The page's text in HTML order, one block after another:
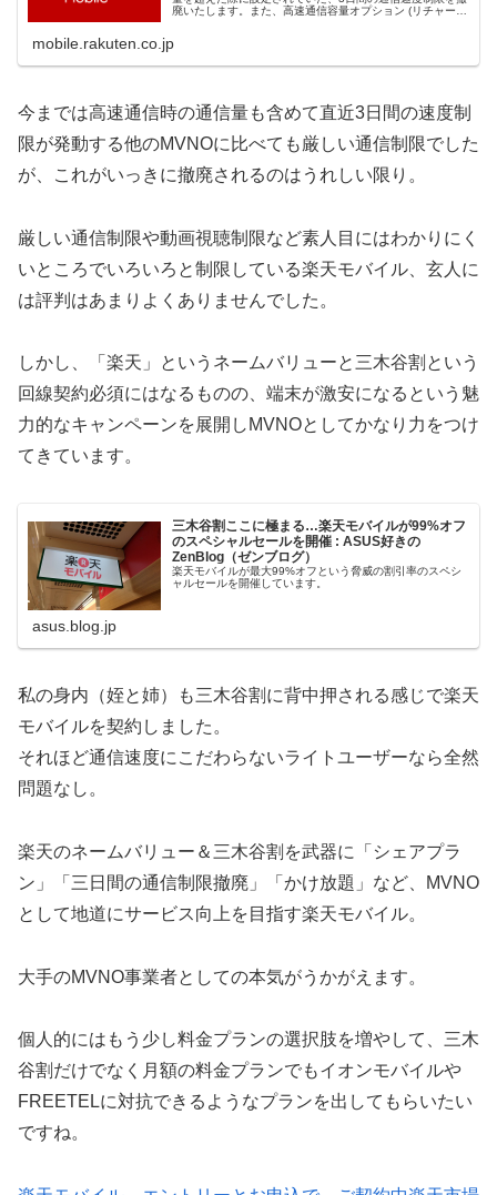
廃いたします。また、高速通信容量オプション (リチャー
mobile.rakuten.co.jp
今までは高速通信時の通信量も含めて直近3日間の速度制
限が発動する他のMVNOに比べても厳しい通信制限でした
が、これがいっきに撤廃されるのはうれしい限り。
厳しい通信制限や動画視聴制限など素人目にはわかりにく
いところでいろいろと制限している楽天モバイル、玄人に
は評判はあまりよくありませんでした。
しかし、「楽天」というネームバリューと三木谷割という
回線契約必須にはなるものの、端末が激安になるという魅
力的なキャンペーンを展開しMVNOとしてかなり力をつけ
てきています。
三木谷割ここに極まる…楽天モバイルが99%オフ
のスペシャルセールを開催 : ASUS好きの
ZenBlog（ゼンブログ）
楽天モバイルが最大99%オフという脅威の割引率のスペシ
ャルセールを開催しています。
asus.blog.jp
私の身内（姪と姉）も三木谷割に背中押される感じで楽天
モバイルを契約しました。
それほど通信速度にこだわらないライトユーザーなら全然
問題なし。
楽天のネームバリュー＆三木谷割を武器に「シェアプラ
ン」「三日間の通信制限撤廃」「かけ放題」など、MVNO
として地道にサービス向上を目指す楽天モバイル。
大手のMVNO事業者としての本気がうかがえます。
個人的にはもう少し料金プランの選択肢を増やして、三木
谷割だけでなく月額の料金プランでもイオンモバイルや
FREETELに対抗できるようなプランを出してもらいたい
ですね。